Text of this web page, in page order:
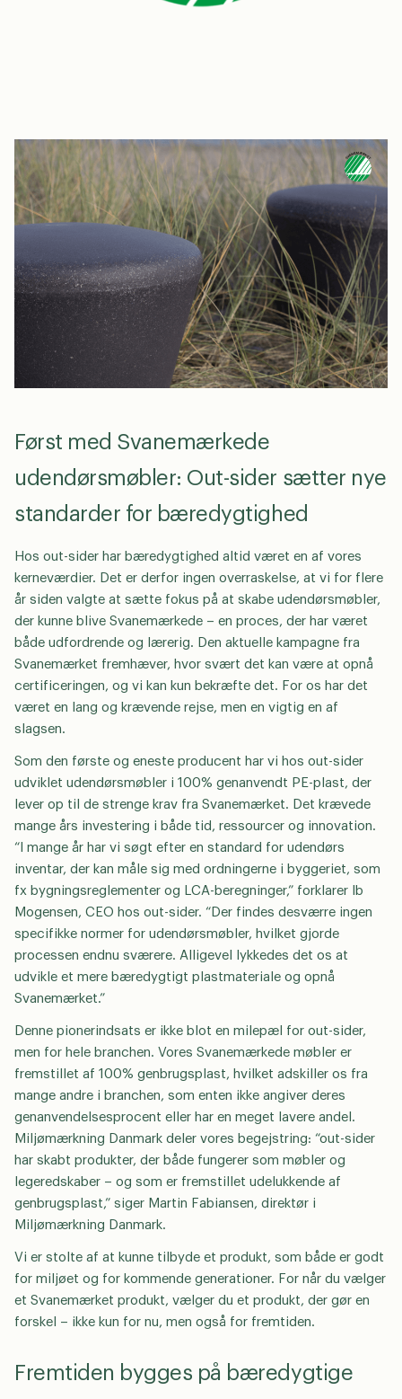
Først med Svanemærkede
udendørsmøbler: Out-sider sætter nye
standarder for bæredygtighed
Hos out-sider har bæredygtighed altid været en af vores
kerneværdier. Det er derfor ingen overraskelse, at vi for flere
år siden valgte at sætte fokus på at skabe udendørsmøbler,
der kunne blive Svanemærkede – en proces, der har været
både udfordrende og lærerig. Den aktuelle kampagne fra
Svanemærket fremhæver, hvor svært det kan være at opnå
certificeringen, og vi kan kun bekræfte det. For os har det
været en lang og krævende rejse, men en vigtig en af
slagsen.
Som den første og eneste producent har vi hos out-sider
udviklet udendørsmøbler i 100% genanvendt PE-plast, der
lever op til de strenge krav fra Svanemærket. Det krævede
mange års investering i både tid, ressourcer og innovation.
“I mange år har vi søgt efter en standard for udendørs
inventar, der kan måle sig med ordningerne i byggeriet, som
fx bygningsreglementer og LCA-beregninger,” forklarer Ib
Mogensen, CEO hos out-sider. “Der findes desværre ingen
specifikke normer for udendørsmøbler, hvilket gjorde
processen endnu sværere. Alligevel lykkedes det os at
udvikle et mere bæredygtigt plastmateriale og opnå
Svanemærket.”
Denne pionerindsats er ikke blot en milepæl for out-sider,
men for hele branchen. Vores Svanemærkede møbler er
fremstillet af 100% genbrugsplast, hvilket adskiller os fra
mange andre i branchen, som enten ikke angiver deres
genanvendelsesprocent eller har en meget lavere andel.
Miljømærkning Danmark deler vores begejstring: “out-sider
har skabt produkter, der både fungerer som møbler og
legeredskaber – og som er fremstillet udelukkende af
genbrugsplast,” siger Martin Fabiansen, direktør i
Miljømærkning Danmark.
Vi er stolte af at kunne tilbyde et produkt, som både er godt
for miljøet og for kommende generationer. For når du vælger
et Svanemærket produkt, vælger du et produkt, der gør en
forskel – ikke kun for nu, men også for fremtiden.
Fremtiden bygges på bæredygtige